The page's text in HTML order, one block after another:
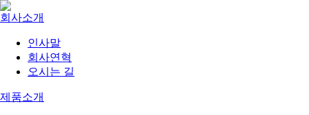
회사소개
인사말
회사연혁
오시는 길
제품소개